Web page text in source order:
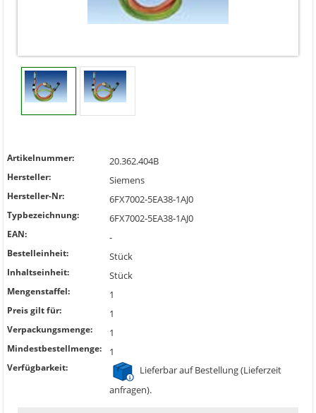
Artikelnummer: 20.362.404B
Hersteller: Siemens
Hersteller-Nr: 6FX7002-5EA38-1AJ0
Typbezeichnung: 6FX7002-5EA38-1AJ0
EAN: -
Bestelleinheit: Stück
Inhaltseinheit: Stück
Mengenstaffel: 1
Preis gilt für: 1
Verpackungsmenge: 1
Mindestbestellmenge: 1
Verfügbarkeit:
Lieferbar auf Bestellung (Lieferzeit
anfragen).